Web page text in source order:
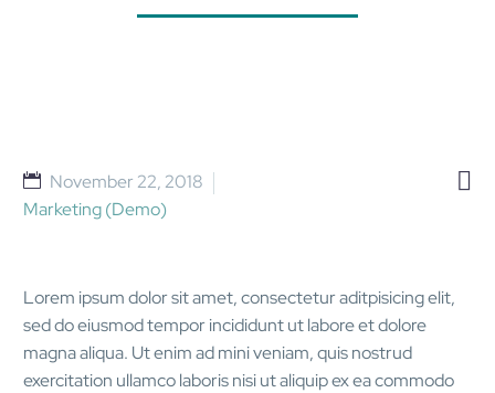

November 22, 2018
Marketing (Demo)
Lorem ipsum dolor sit amet, consectetur aditpisicing elit,
sed do eiusmod tempor incididunt ut labore et dolore
magna aliqua. Ut enim ad mini veniam, quis nostrud
exercitation ullamco laboris nisi ut aliquip ex ea commodo